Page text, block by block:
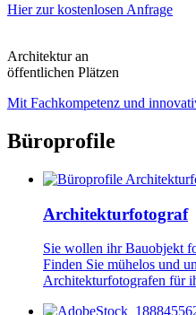
Hier zur kostenlosen Anfrage
Architektur an
öffentlichen Plätzen
Mit Fachkompetenz und
Büroprofile
Image
Architekturfotograf
Sie wollen ihr Bauobjekt
Finden Sie mühelos und
Architekturfotografen für
Image